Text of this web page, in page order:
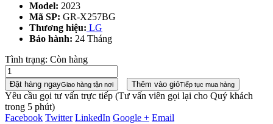
Model: 2023
Mã SP: GR-X257BG
Thương hiệu: LG
Bảo hành: 24 Tháng
Tình trạng: Còn hàng
Đặt hàng ngayGiao hàng tận nơi Thêm vào giỏTiếp tục mua hàng
Yêu cầu gọi tư vấn trực tiếp (Tư vấn viên gọi lại cho Quý khách
trong 5 phút)
Facebook Twitter LinkedIn Google + Email